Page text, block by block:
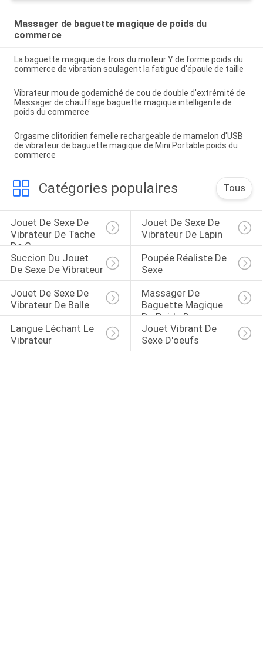
Massager de baguette magique de poids du
commerce
La baguette magique de trois du moteur Y de forme poids du
commerce de vibration soulagent la fatigue d'épaule de taille
Vibrateur mou de godemiché de cou de double d'extrémité de
Massager de chauffage baguette magique intelligente de
poids du commerce
Orgasme clitoridien femelle rechargeable de mamelon d'USB
de vibrateur de baguette magique de Mini Portable poids du
commerce
Catégories populaires Tous
Jouet De Sexe De
Vibrateur De Tache
De G
Jouet De Sexe De
Vibrateur De Lapin
Succion Du Jouet
De Sexe De Vibrateur
Poupée Réaliste De
Sexe
Jouet De Sexe De
Vibrateur De Balle
Massager De
Baguette Magique
De Poids Du
Commerce
Langue Léchant Le
Vibrateur
Jouet Vibrant De
Sexe D'oeufs